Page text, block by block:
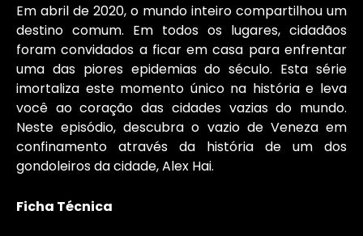
Em abril de 2020, o mundo inteiro compartilhou um
destino comum. Em todos os lugares, cidadãos
foram convidados a ficar em casa para enfrentar
uma das piores epidemias do século. Esta série
imortaliza este momento único na história e leva
você ao coração das cidades vazias do mundo.
Neste episódio, descubra o vazio de Veneza em
confinamento através da história de um dos
gondoleiros da cidade, Alex Hai.
Ficha Técnica